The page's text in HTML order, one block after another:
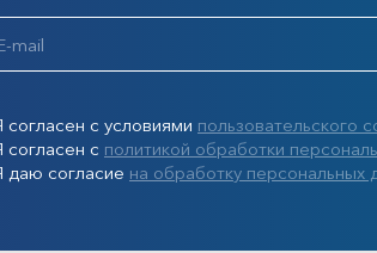
согласен с условиями пользовательского
согласен с политикой обработки
даю согласие на обработку персональных